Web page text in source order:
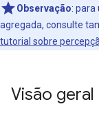
Observação: para
agregada, consulte
tutorial sobre
Visão geral